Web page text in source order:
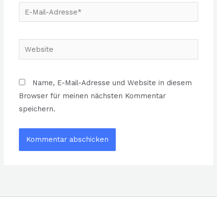
E-
Mail-
Website
Name, E-Mail-Adresse und Website in diesem
Browser für meinen nächsten Kommentar
speichern.